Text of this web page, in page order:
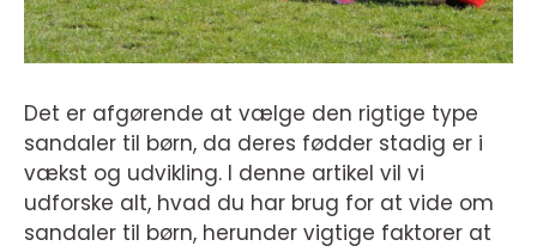
Det er afgørende at vælge den rigtige type
sandaler til børn, da deres fødder stadig er i
vækst og udvikling. I denne artikel vil vi
udforske alt, hvad du har brug for at vide om
sandaler til børn, herunder vigtige faktorer at